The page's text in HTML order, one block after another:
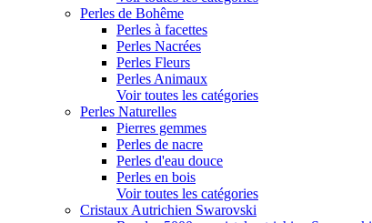
Perles de Bohême
Perles à facettes
Perles Nacrées
Perles Fleurs
Perles Animaux
Voir toutes les catégories
Perles Naturelles
Pierres gemmes
Perles de nacre
Perles d'eau douce
Perles en bois
Voir toutes les catégories
Cristaux Autrichien Swarovski